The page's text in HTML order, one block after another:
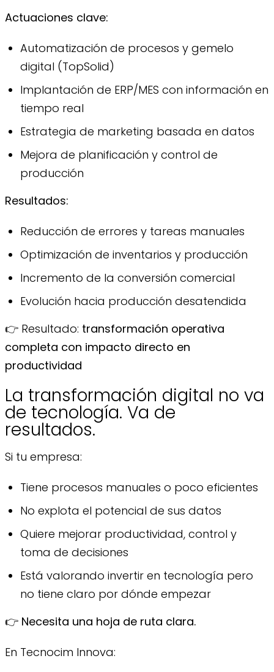
Actuaciones clave:
Automatización de procesos y gemelo
digital (TopSolid)
Implantación de ERP/MES con información en
tiempo real
Estrategia de marketing basada en datos
Mejora de planificación y control de
producción
Resultados:
Reducción de errores y tareas manuales
Optimización de inventarios y producción
Incremento de la conversión comercial
Evolución hacia producción desatendida
👉 Resultado: transformación operativa
completa con impacto directo en
productividad
La transformación digital no va
de tecnología. Va de
resultados.
Si tu empresa:
Tiene procesos manuales o poco eficientes
No explota el potencial de sus datos
Quiere mejorar productividad, control y
toma de decisiones
Está valorando invertir en tecnología pero
no tiene claro por dónde empezar
👉 Necesita una hoja de ruta clara.
En Tecnocim Innova: